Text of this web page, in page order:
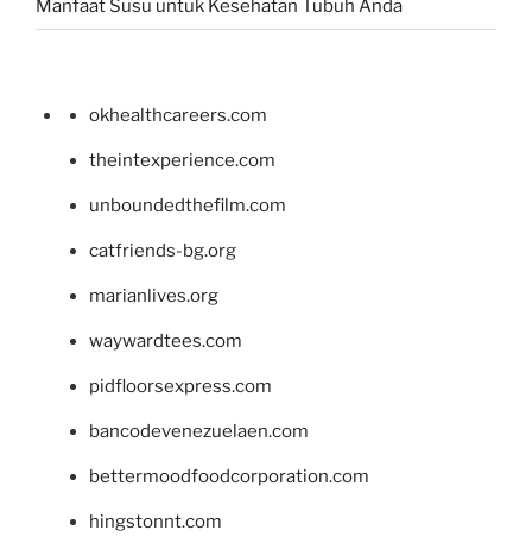
Manfaat Susu untuk Kesehatan Tubuh Anda
okhealthcareers.com
theintexperience.com
unboundedthefilm.com
catfriends-bg.org
marianlives.org
waywardtees.com
pidfloorsexpress.com
bancodevenezuelaen.com
bettermoodfoodcorporation.com
hingstonnt.com